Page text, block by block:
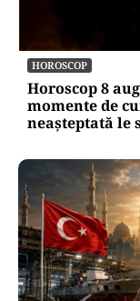
HOROSCOP
Horoscop 8
momente de
neașteptată le